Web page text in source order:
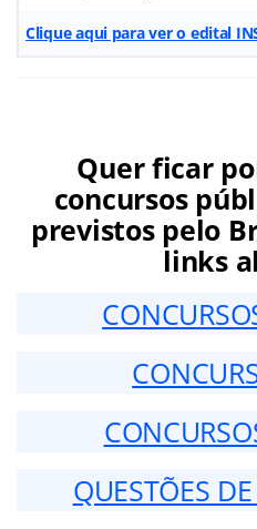
Clique aqui para ver o edital
Quer ficar
concursos
previstos pelo
links
QUESTÕES